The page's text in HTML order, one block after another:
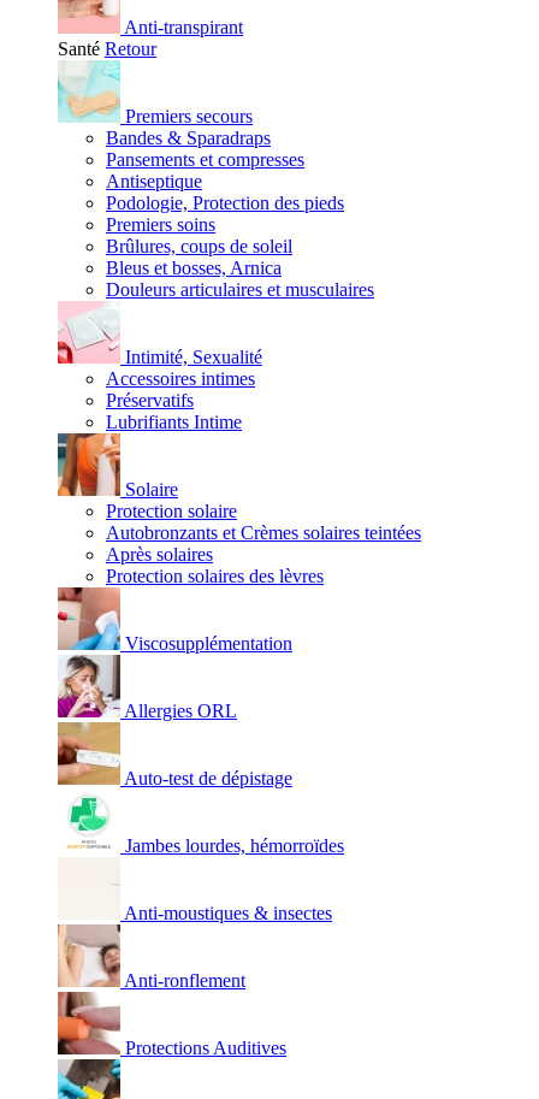
Anti-transpirant
Santé Retour
Premiers secours
Bandes & Sparadraps
Pansements et compresses
Antiseptique
Podologie, Protection des pieds
Premiers soins
Brûlures, coups de soleil
Bleus et bosses, Arnica
Douleurs articulaires et musculaires
Intimité, Sexualité
Accessoires intimes
Préservatifs
Lubrifiants Intime
Solaire
Protection solaire
Autobronzants et Crèmes solaires teintées
Après solaires
Protection solaires des lèvres
Viscosupplémentation
Allergies ORL
Auto-test de dépistage
Jambes lourdes, hémorroïdes
Anti-moustiques & insectes
Anti-ronflement
Protections Auditives